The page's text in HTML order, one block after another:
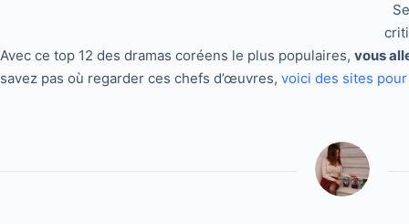
Avec ce top 12 des dramas coréens le plus populaires, vous
savez pas où regarder ces chefs d’œuvres, voici des sites